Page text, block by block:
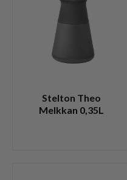
Stelton Theo
Melkkan 0,35L